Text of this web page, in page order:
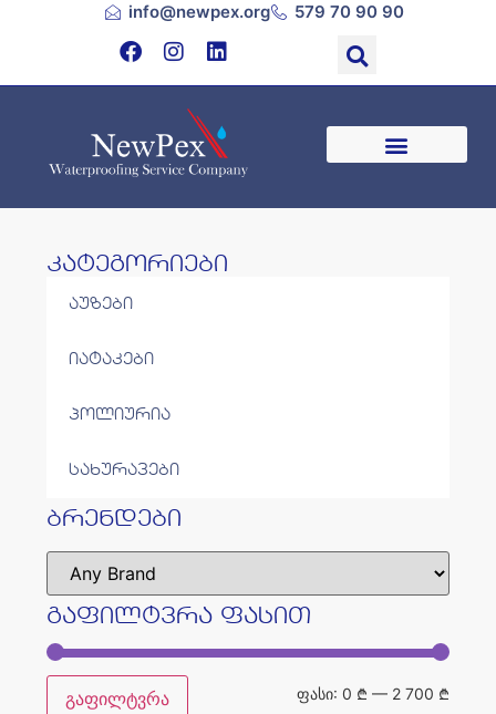
info@newpex.org 579 70 90 90
კატეგორიები
აუზები
იატაკები
პოლიურია
სახურავები
ბრენდები
გაფილტვრა ფასით
გაფილტვრა ფასი: 0 ₾ — 2 700 ₾